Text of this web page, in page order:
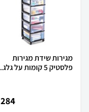
מגירות שידת מגירות
פלסטיק 5 קומות על גלג...
284